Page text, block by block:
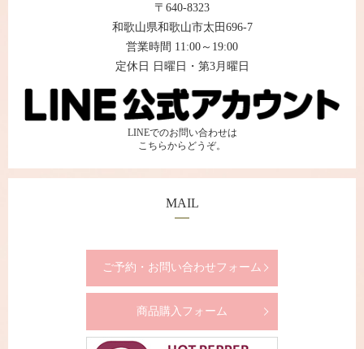
〒640-8323
和歌山県和歌山市太田696-7
営業時間 11:00～19:00
定休日 日曜日・第3月曜日
LINEでのお問い合わせは
こちらからどうぞ。
MAIL
ご予約・お問い合わせフォーム
商品購入フォーム